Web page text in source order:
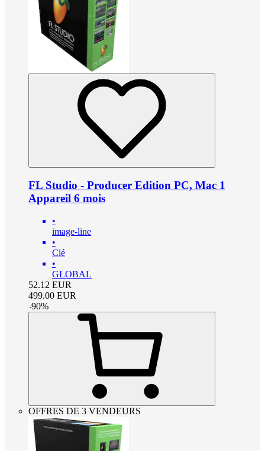
FL Studio - Producer Edition PC, Mac 1
Appareil 6 mois
•
image-line
•
Clé
•
GLOBAL
52.12 EUR
499.00 EUR
-90%
OFFRES DE 3 VENDEURS